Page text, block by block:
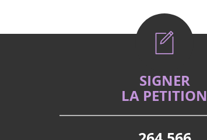
SIGNER
LA PETITION